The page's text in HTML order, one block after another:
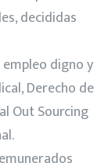
decididas
digno y
Derecho de
Out Sourcing